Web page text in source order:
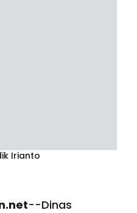
Irianto
--Dinas